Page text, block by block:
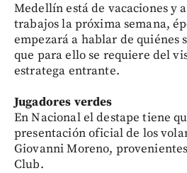
Medellín está de vacaciones y
trabajos la próxima semana,
empezará a hablar de quiénes
que para ello se requiere del
estratega entrante.
Jugadores verdes
En Nacional el destape tiene
presentación oficial de los
Giovanni Moreno,
Club.